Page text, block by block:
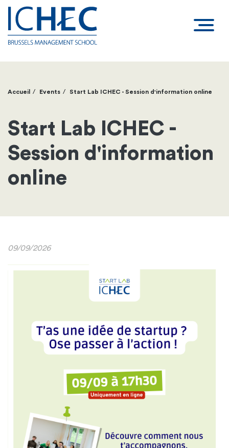
Fil
d'Ariane
Accueil Events Start Lab ICHEC - Session d'information online
Start Lab ICHEC -
Session d'information
online
09/09/2026